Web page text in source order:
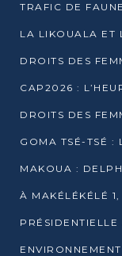
CAP2026 :